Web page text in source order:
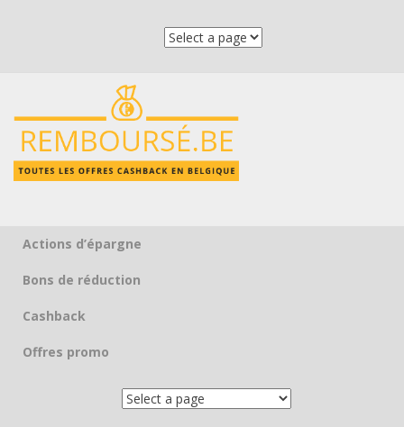
Skip to content
Actions d’épargne
Bons de réduction
Cashback
Offres promo